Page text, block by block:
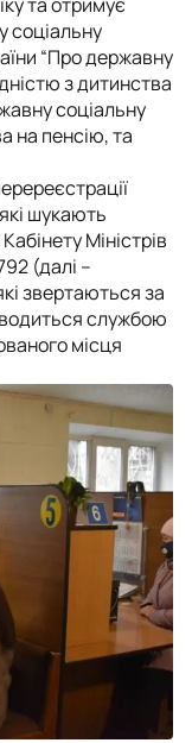
соціальну
“Про державну
з дитинства
соціальну
на пенсію, та
шукають
Міністрів
(далі –
звертаються за
службою
місця